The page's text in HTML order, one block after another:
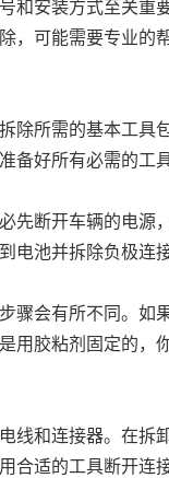
和安装方式至关重
，可能需要专业的
除所需的基本工
备好所有必需的工具
先断开车辆的电源
电池并拆除负极连接
骤会有所不同。如
用胶粘剂固定的
线和连接器。在拆
合适的工具断开连